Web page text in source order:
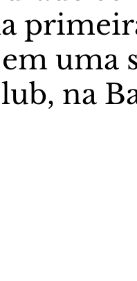
The Vip Club
& Lazeruma
na
estrelas.